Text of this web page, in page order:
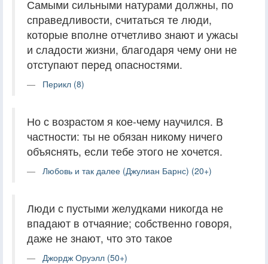
Самыми сильными натурами должны, по
справедливости, считаться те люди,
которые вполне отчетливо знают и ужасы
и сладости жизни, благодаря чему они не
отступают перед опасностями.
Перикл (8)
Но с возрастом я кое-чему научился. В
частности: ты не обязан никому ничего
объяснять, если тебе этого не хочется.
Любовь и так далее (Джулиан Барнс) (20+)
Люди с пустыми желудками никогда не
впадают в отчаяние; собственно говоря,
даже не знают, что это такое
Джордж Оруэлл (50+)